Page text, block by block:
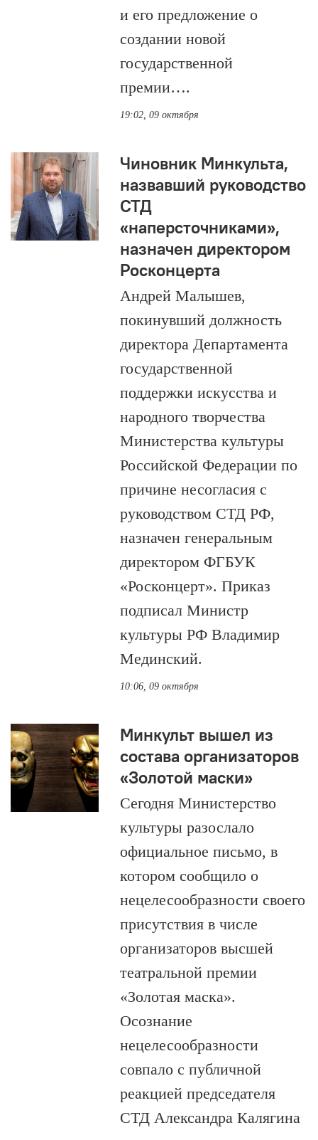
и его предложение о
создании новой
государственной
премии….
19:02, 09 октября
Чиновник Минкульта,
назвавший руководство
СТД
«наперсточниками»,
назначен директором
Росконцерта
Андрей Малышев,
покинувший должность
директора Департамента
государственной
поддержки искусства и
народного творчества
Министерства культуры
Российской Федерации по
причине несогласия с
руководством СТД РФ,
назначен генеральным
директором ФГБУК
«Росконцерт». Приказ
подписал Министр
культуры РФ Владимир
Мединский.
10:06, 09 октября
Минкульт вышел из
состава организаторов
«Золотой маски»
​Сегодня Министерство
культуры разослало
официальное письмо, в
котором сообщило о
нецелесообразности своего
присутствия в числе
организаторов высшей
театральной премии
«Золотая маска».
Осознание
нецелесообразности
совпало с публичной
реакцией председателя
СТД Александра Калягина